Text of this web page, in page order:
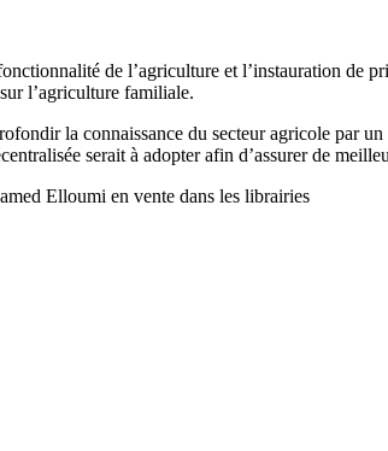
de l’agriculture et l’instauration de
l’agriculture familiale.
la connaissance du secteur agricole par
serait à adopter afin d’assurer de
Elloumi en vente dans les librairies